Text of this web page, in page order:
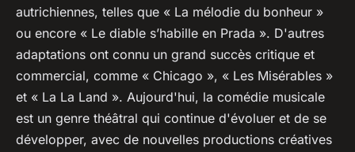
autrichiennes, telles que « La mélodie du bonheur »
ou encore « Le diable s’habille en Prada ». D'autres
adaptations ont connu un grand succès critique et
commercial, comme « Chicago », « Les Misérables »
et « La La Land ». Aujourd'hui, la comédie musicale
est un genre théâtral qui continue d'évoluer et de se
développer, avec de nouvelles productions créatives